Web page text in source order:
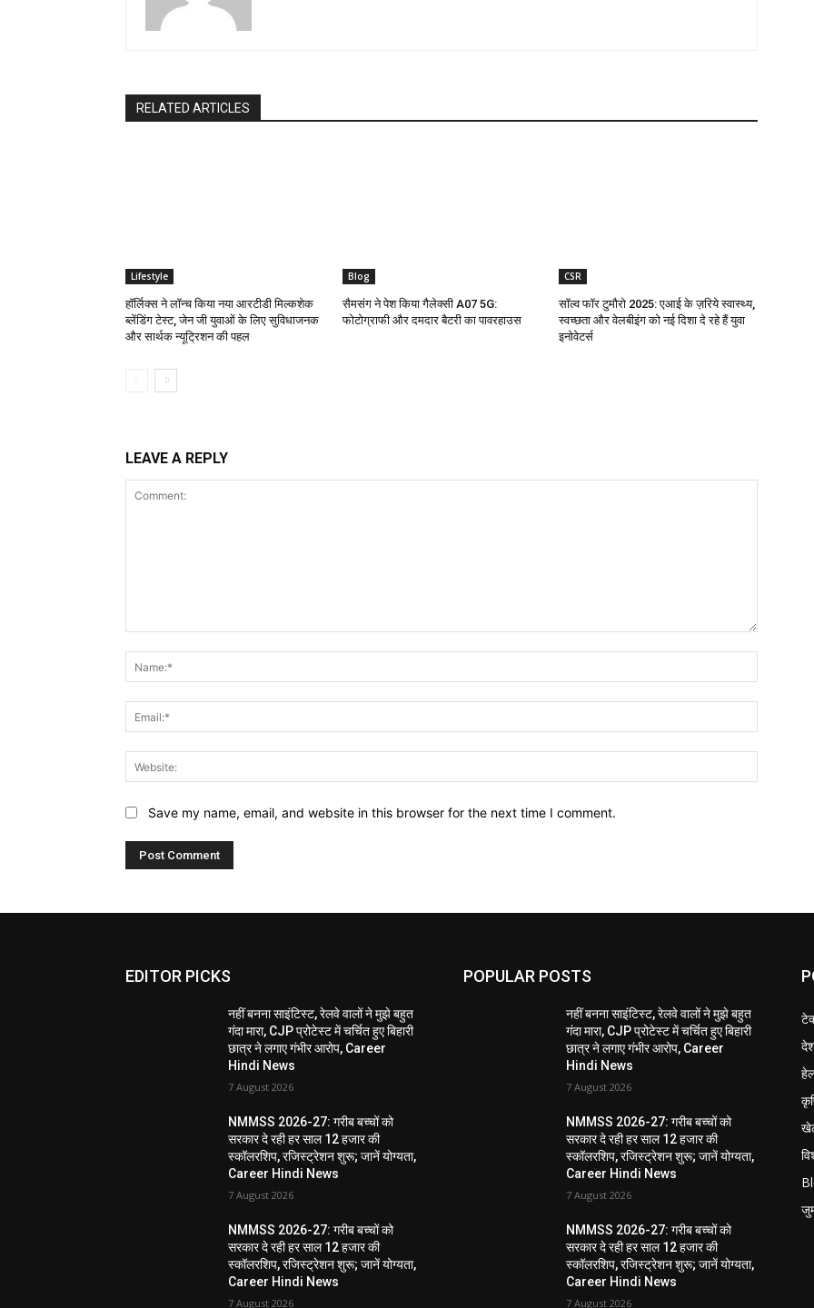
RELATED ARTICLES
Lifestyle
हॉर्लिक्स ने लॉन्च किया नया आरटीडी मिल्कशेक
ब्लेंडिंग टेस्ट, जेन जी युवाओं के लिए सुविधाजनक
और सार्थक न्यूट्रिशन की पहल
Blog
सैमसंग ने पेश किया गैलेक्सी A07 5G:
फोटोग्राफी और दमदार बैटरी का पावरहाउस
CSR
सॉल्व फॉर टुमौरो 2025: एआई के ज़रिये स्वास्थ्य,
स्वच्छता और वेलबीइंग को नई दिशा दे रहे हैं युवा
इनोवेटर्स
LEAVE A REPLY
Save my name, email, and website in this browser for the next time I comment.
EDITOR PICKS
नहीं बनना साइंटिस्ट, रेलवे वालों ने मुझे बहुत
गंदा मारा, CJP प्रोटेस्ट में चर्चित हुए बिहारी
छात्र ने लगाए गंभीर आरोप, Career
Hindi News
7 August 2026
NMMSS 2026-27: गरीब बच्चों को
सरकार दे रही हर साल 12 हजार की
स्कॉलरशिप, रजिस्ट्रेशन शुरू; जानें योग्यता,
Career Hindi News
7 August 2026
NMMSS 2026-27: गरीब बच्चों को
सरकार दे रही हर साल 12 हजार की
स्कॉलरशिप, रजिस्ट्रेशन शुरू; जानें योग्यता,
Career Hindi News
7 August 2026
POPULAR POSTS
नहीं बनना साइंटिस्ट, रेलवे वालों ने मुझे बहुत
गंदा मारा, CJP प्रोटेस्ट में चर्चित हुए बिहारी
छात्र ने लगाए गंभीर आरोप, Career
Hindi News
7 August 2026
NMMSS 2026-27: गरीब बच्चों को
सरकार दे रही हर साल 12 हजार की
स्कॉलरशिप, रजिस्ट्रेशन शुरू; जानें योग्यता,
Career Hindi News
7 August 2026
NMMSS 2026-27: गरीब बच्चों को
सरकार दे रही हर साल 12 हजार की
स्कॉलरशिप, रजिस्ट्रेशन शुरू; जानें योग्यता,
Career Hindi News
7 August 2026